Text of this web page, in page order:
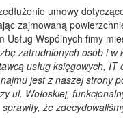
umowy
zajmowaną
Wspólnych fimy
zatrudnionych osób i
usług księgowych, IT
jest z naszej strony
ul. Wołoskiej,
że